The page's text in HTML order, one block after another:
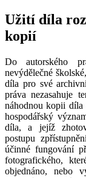
Užití díla
kopií
Do autorského
nevýdělečné
díla pro své
práva nezasahuje
náhodnou kopii díla
hospodářský
díla, a jejíž
postupu
účinné fungování
fotografického,
objednáno, nebo